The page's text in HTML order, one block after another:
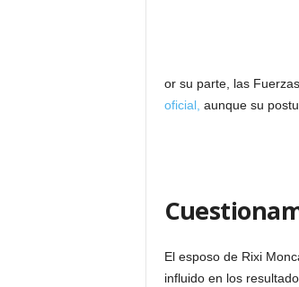
or su parte, las
oficial, aunque su
El esposo de Rixi
influido en los